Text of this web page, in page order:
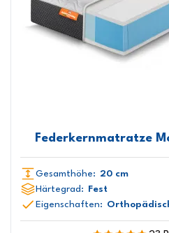
Federkernmatratze
Gesamthöhe: 20 cm
Härtegrad:
Fest
Eigenschaften: